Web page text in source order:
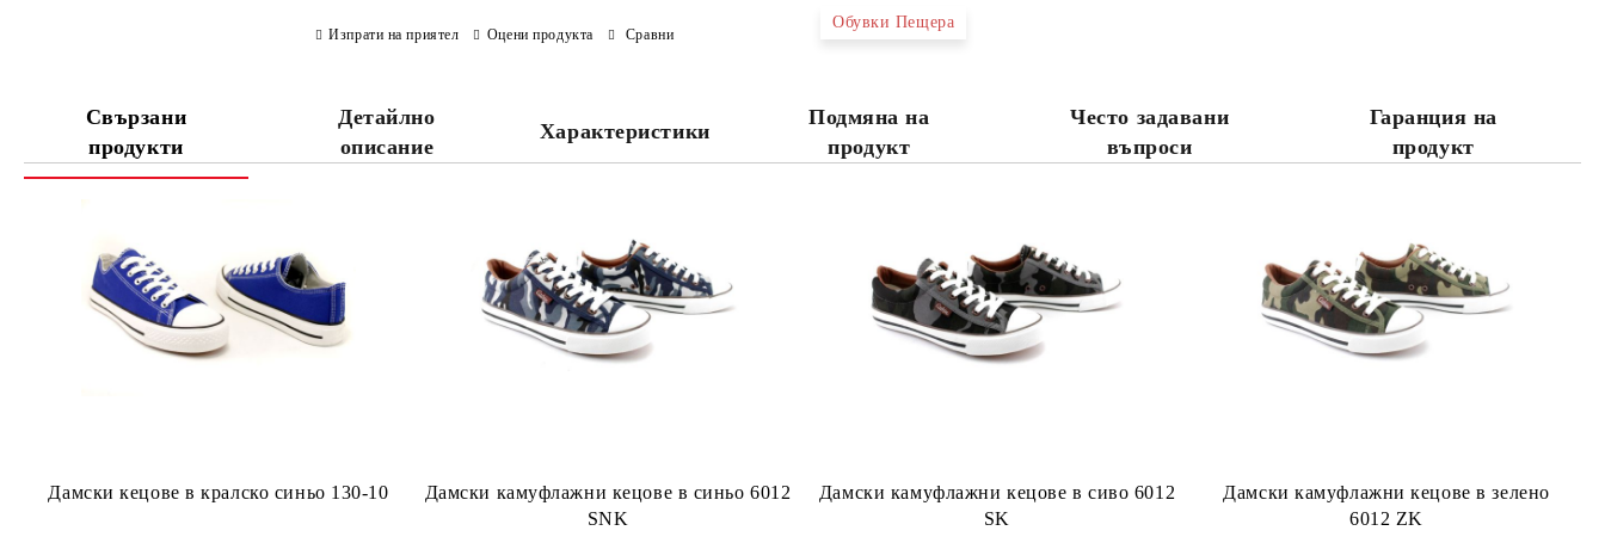
Обувки Пещера
Изпрати на приятел Оцени продукта Сравни
Свързани
продукти
Детайлно
описание
Характеристики
Подмяна на
продукт
Често задавани
въпроси
Гаранция на
продукт
Дамски кецове в кралско синьо 130-10
Дамски камуфлажни кецове в синьо 6012
SNK
Дамски камуфлажни кецове в сиво 6012
SK
Дамски камуфлажни кецове в зелено
6012 ZK